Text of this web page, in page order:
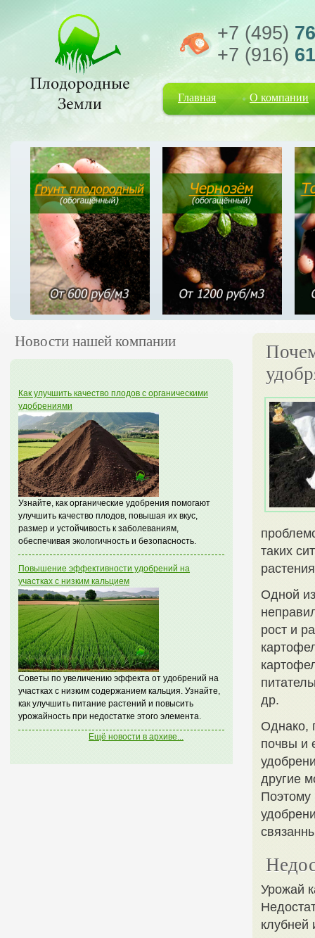
+7 (495)
+7 (916)
Главная О компании
Новости нашей компании
Как улучшить качество плодов с органическими
удобрениями
Узнайте, как органические удобрения помогают
улучшить качество плодов, повышая их вкус,
размер и устойчивость к заболеваниям,
обеспечивая экологичность и безопасность.
Повышение эффективности удобрений на
участках с низким кальцием
Советы по увеличению эффекта от удобрений на
участках с низким содержанием кальция. Узнайте,
как улучшить питание растений и повысить
урожайность при недостатке этого элемента.
Ещё новости в архиве...
таких
Одной
рост и
др.
Однако,
почвы и
другие
Поэтому
Урожай
клубней